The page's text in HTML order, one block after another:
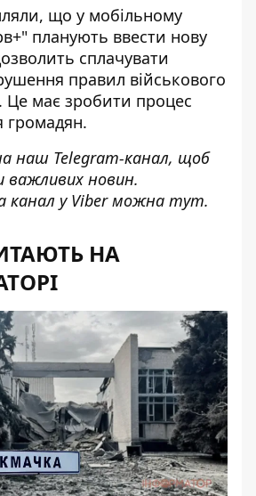
що у мобільному
планують ввести нову
сплачувати
правил військового
Це має зробити процес
громадян.
наш Telegram-канал, щоб
важливих новин.
канал у Viber можна тут.
НА